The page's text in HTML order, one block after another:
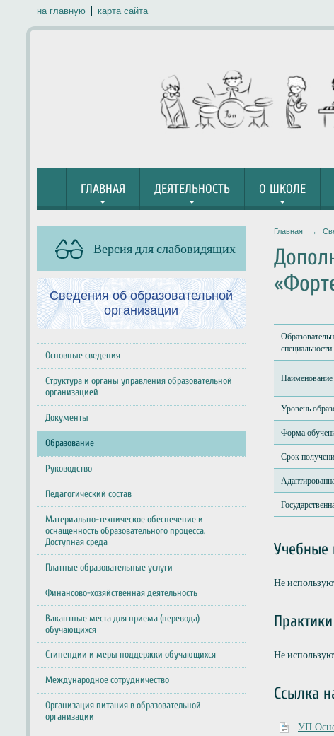
на главную карта сайта
ГЛАВНАЯ ДЕЯТЕЛЬНОСТЬ О ШКОЛЕ
Версия для слабовидящих
Сведения об образовательной
организации
Основные сведения
Структура и органы управления образовательной
организацией
Документы
Образование
Руководство
Педагогический состав
Материально-техническое обеспечение и
оснащенность образовательного процесса.
Доступная среда
Платные образовательные услуги
Финансово-хозяйственная деятельность
Вакантные места для приема (перевода)
обучающихся
Стипендии и меры поддержки обучающихся
Международное сотрудничество
Организация питания в образовательной
организации
Главная →
специальности
Наименование
Уровень
Форма
Срок
Учебные
Не
Практики
Не
Ссылка
УП